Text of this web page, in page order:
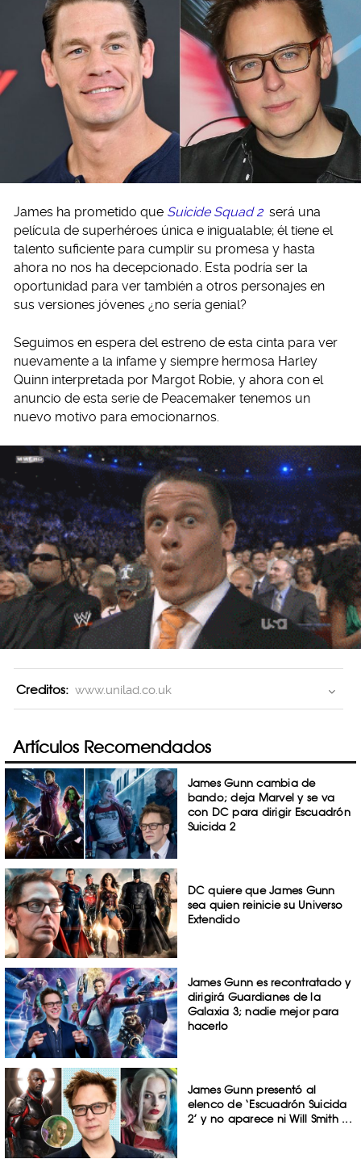
James ha prometido que Suicide Squad 2 será una
película de superhéroes única e inigualable; él tiene el
talento suficiente para cumplir su promesa y hasta
ahora no nos ha decepcionado. Esta podría ser la
oportunidad para ver también a otros personajes en
sus versiones jóvenes ¿no sería genial?
Seguimos en espera del estreno de esta cinta para ver
nuevamente a la infame y siempre hermosa Harley
Quinn interpretada por Margot Robie, y ahora con el
anuncio de esta serie de Peacemaker tenemos un
nuevo motivo para emocionarnos.
Creditos: www.unilad.co.uk
Artículos Recomendados
James Gunn cambia de
bando; deja Marvel y se va
con DC para dirigir Escuadrón
Suicida 2
DC quiere que James Gunn
sea quien reinicie su Universo
Extendido
James Gunn es recontratado y
dirigirá Guardianes de la
Galaxia 3; nadie mejor para
hacerlo
James Gunn presentó al
elenco de ‘Escuadrón Suicida
2’ y no aparece ni Will Smith ...